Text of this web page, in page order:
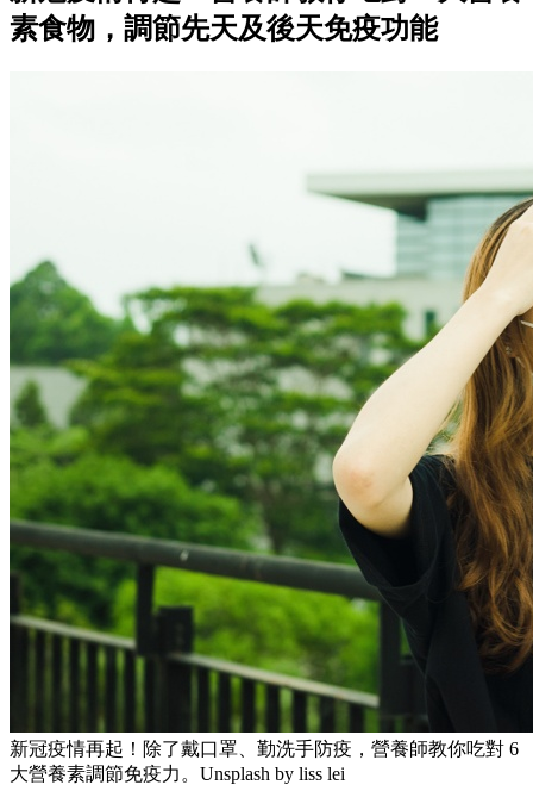
素食物，調節先天及後天免疫功能
新冠疫情再起！除了戴口罩、勤洗手防疫，營養師教你吃對 6
大營養素調節免疫力。Unsplash by liss lei